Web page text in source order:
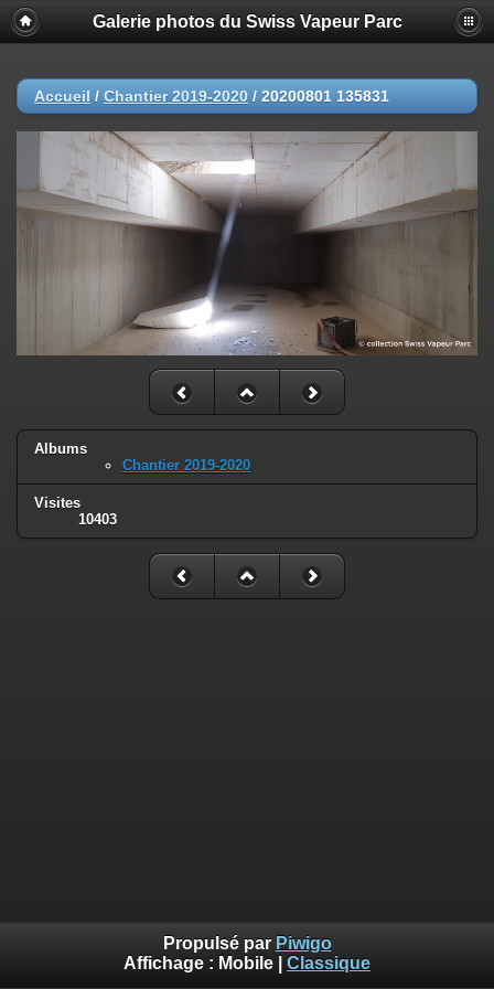
Galerie photos du Swiss Vapeur Parc
Accueil / Chantier 2019-2020 / 20200801 135831
Albums
Chantier 2019-2020
Visites
10403
Propulsé par Piwigo
Affichage : Mobile Classique